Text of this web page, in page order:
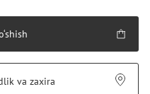
va zaxira